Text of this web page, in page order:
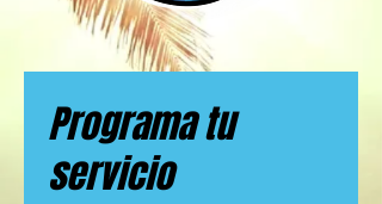
Programa tu
servicio